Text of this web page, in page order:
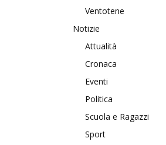
Ventotene
Notizie
Attualità
Cronaca
Eventi
Politica
Scuola e Ragazzi
Sport